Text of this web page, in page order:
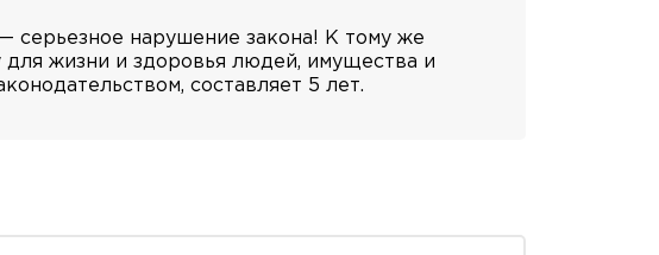
серьезное нарушение закона! К тому же
для жизни и здоровья людей, имущества и
составляет 5 лет.